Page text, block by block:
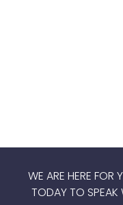
WE ARE HERE FOR
TODAY TO SPEAK